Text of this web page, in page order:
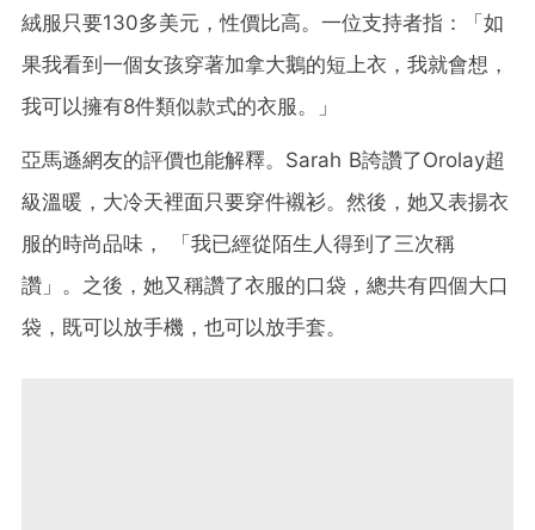
絨服只要130多美元，性價比高。一位支持者指：「如
果我看到一個女孩穿著加拿大鵝的短上衣，我就會想，
我可以擁有8件類似款式的衣服。」
亞馬遜網友的評價也能解釋。Sarah B誇讚了Orolay超
級溫暖，大冷天裡面只要穿件襯衫。然後，她又表揚衣
服的時尚品味， 「我已經從陌生人得到了三次稱
讚」。之後，她又稱讚了衣服的口袋，總共有四個大口
袋，既可以放手機，也可以放手套。